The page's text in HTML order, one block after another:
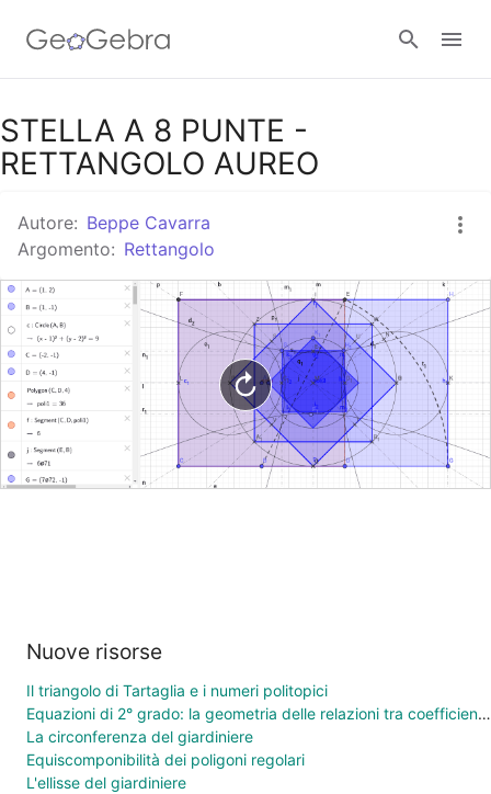
Google Classroom
Accedi
STELLA A 8 PUNTE -
RETTANGOLO AUREO
Autore: Beppe Cavarra
Argomento: Rettangolo
Nuove risorse
Il triangolo di Tartaglia e i numeri politopici
Equazioni di 2° grado: la geometria delle relazioni tra coefficienti e soluzioni
La circonferenza del giardiniere
Equiscomponibilità dei poligoni regolari
L'ellisse del giardiniere